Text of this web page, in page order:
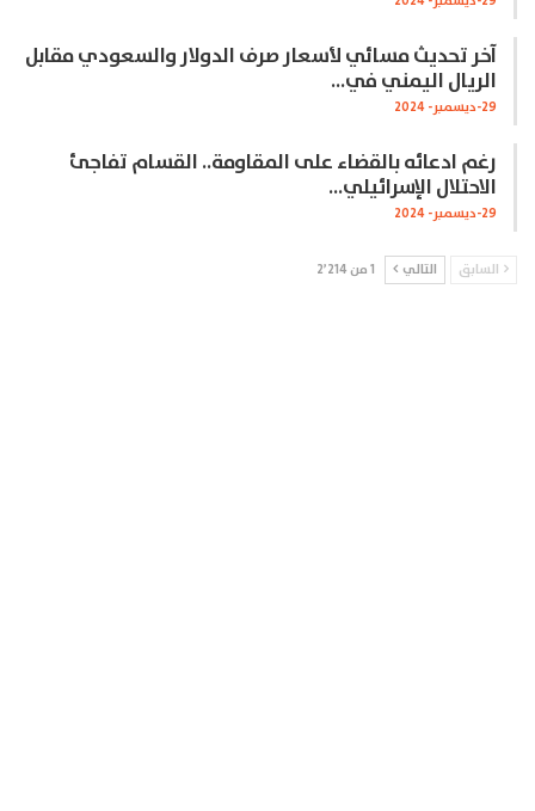
آخر تحديث مسائي لأسعار صرف الدولار والسعودي مقابل
الريال اليمني في…
29-ديسمبر- 2024
رغم ادعائه بالقضاء على المقاومة.. القسام تفاجئ
الاحتلال الإسرائيلي…
29-ديسمبر- 2024
السابق التالي 1 من 2٬214